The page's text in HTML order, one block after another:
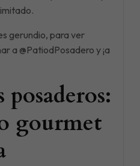
gerundio, para ver
a @PatiodPosadero y ¡a
gourmet